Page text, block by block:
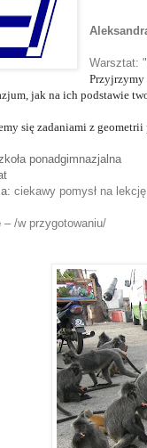
Warsztat:
Przyjrzymy
jak na ich podstawie
się zadaniami z
ponadgimnazjalna
ciekawy pomysł na lekcję
– /w przygotowaniu/